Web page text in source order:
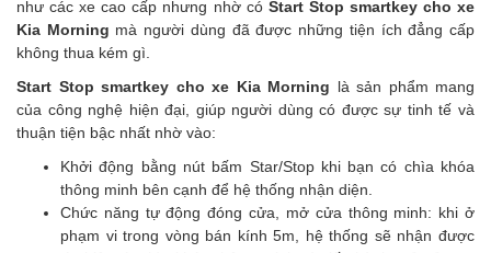
như các xe cao cấp nhưng nhờ có Start Stop smartkey cho xe
Kia Morning mà người dùng đã được những tiện ích đẳng cấp
không thua kém gì.
Start Stop smartkey cho xe Kia Morning là sản phẩm mang
của công nghệ hiện đại, giúp người dùng có được sự tinh tế và
thuận tiện bậc nhất nhờ vào:
Khởi động bằng nút bấm Star/Stop khi bạn có chìa khóa
thông minh bên cạnh để hệ thống nhận diện.
Chức năng tự động đóng cửa, mở cửa thông minh: khi ở
phạm vi trong vòng bán kính 5m, hệ thống sẽ nhận được